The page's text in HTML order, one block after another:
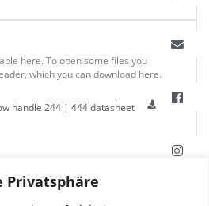
Privatsphäre
here. To open some files you
which you can download here.
handle 244 | 444 datasheet